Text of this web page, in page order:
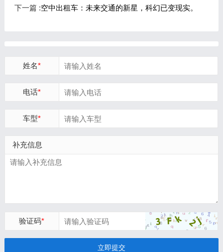
下一篇 :空中出租车：未来交通的新星，科幻已变现实。
姓名*
电话*
车型*
补充信息
验证码*
立即提交